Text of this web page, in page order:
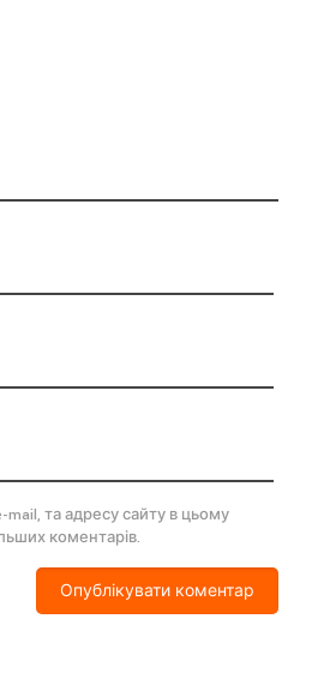
та адресу сайту в цьому
коментарів.